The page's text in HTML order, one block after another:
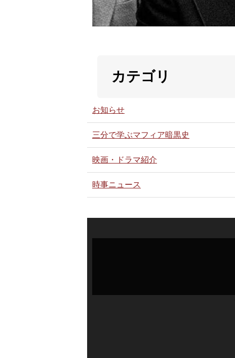
カテゴリ
お知らせ
三分で学ぶマフィア暗黒史
映画・ドラマ紹介
時事ニュース